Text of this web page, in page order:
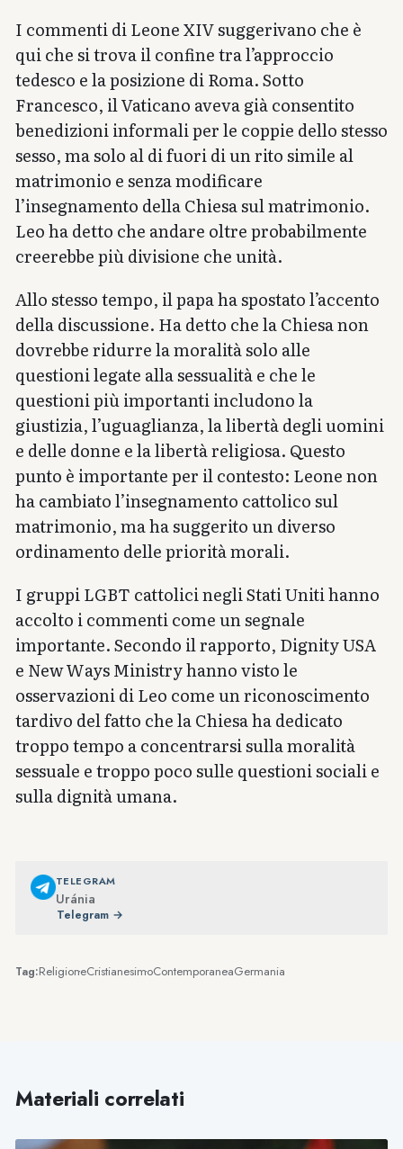
I commenti di Leone XIV suggerivano che è
qui che si trova il confine tra l’approccio
tedesco e la posizione di Roma. Sotto
Francesco, il Vaticano aveva già consentito
benedizioni informali per le coppie dello stesso
sesso, ma solo al di fuori di un rito simile al
matrimonio e senza modificare
l’insegnamento della Chiesa sul matrimonio.
Leo ha detto che andare oltre probabilmente
creerebbe più divisione che unità.
Allo stesso tempo, il papa ha spostato l’accento
della discussione. Ha detto che la Chiesa non
dovrebbe ridurre la moralità solo alle
questioni legate alla sessualità e che le
questioni più importanti includono la
giustizia, l’uguaglianza, la libertà degli uomini
e delle donne e la libertà religiosa. Questo
punto è importante per il contesto: Leone non
ha cambiato l’insegnamento cattolico sul
matrimonio, ma ha suggerito un diverso
ordinamento delle priorità morali.
I gruppi LGBT cattolici negli Stati Uniti hanno
accolto i commenti come un segnale
importante. Secondo il rapporto, Dignity USA
e New Ways Ministry hanno visto le
osservazioni di Leo come un riconoscimento
tardivo del fatto che la Chiesa ha dedicato
troppo tempo a concentrarsi sulla moralità
sessuale e troppo poco sulle questioni sociali e
sulla dignità umana.
TELEGRAM
Uránia
Telegram →
Tag:ReligioneCristianesimoContemporaneaGermania
Materiali correlati